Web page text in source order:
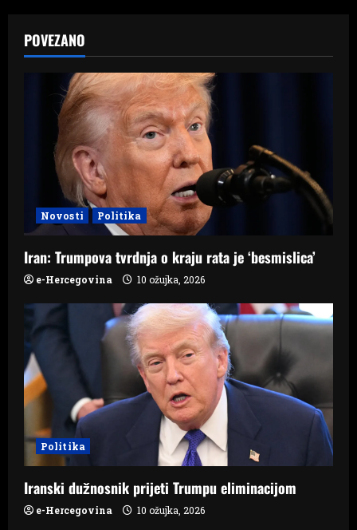
a
i
o
n
POVEZANO
Novosti Politika
Iran: Trumpova tvrdnja o kraju rata je ‘besmislica’
e-Hercegovina 10 ožujka, 2026
Politika
Iranski dužnosnik prijeti Trumpu eliminacijom
e-Hercegovina 10 ožujka, 2026